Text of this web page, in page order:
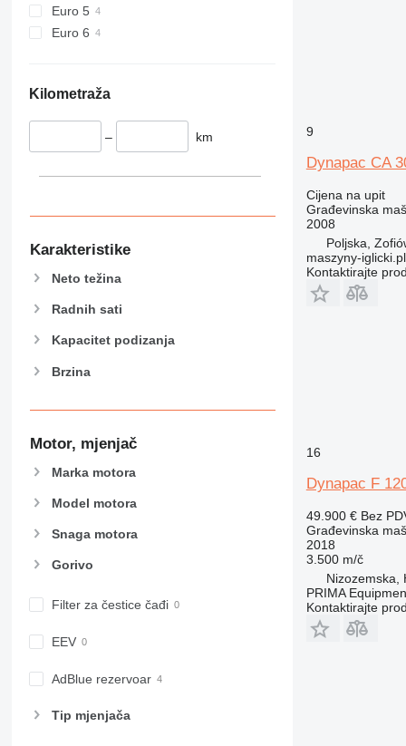
926
938
950
955
966
972
980
982
990
C-series
CB
D series
E-series
GC
MH
PM
Euro 5
Euro 6
Kilometraža
– km
Karakteristike
Neto težina
Radnih sati
Kapacitet podizanja
Brzina
Motor, mjenjač
Marka motora
Model motora
Snaga motora
Gorivo
Filter za čestice čađi
EEV
AdBlue rezervoar
Tip mјenjača
9
Dynapac CA
Cijena na upit
Građevinska
2008
Poljska,
maszyny-iglicki.pl
Kontaktirajte
16
Dynapac F
49.900 € Bez
Građevinska
2018
3.500 m/č
Nizozemska,
PRIMA
Kontaktirajte